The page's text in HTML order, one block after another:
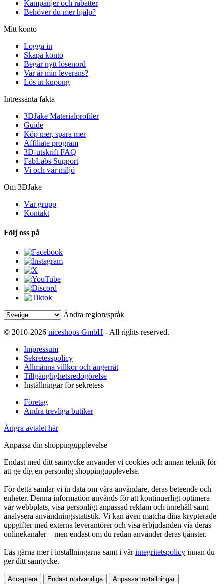
Kampanjer och rabatter
Behöver du mer hjälp?
Mitt konto
Logga in
Skapa konto
Begär nytt lösenord
Var är min leverans?
Lös in kupong
Intressanta fakta
3DJake Materialprofiler
Guide
Köp mer, spara mer
Affiliate program
3D-utskrift FAQ
FabLabs Support
Vi och vår miljö
Om 3DJake
Vår grupp
Kontakt
Följ oss på
Ändra region/språk
© 2010-2026 niceshops GmbH - All rights reserved.
Impressum
Sekretesspolicy
Allmänna villkor och ångerrät
Tillgänglighetsredogörelse
Inställningar för sekretess
Företag
Andra trevliga butiker
Ångra avtalet här
Anpassa din shoppingupplevelse
Endast med ditt samtycke använder vi cookies och annan teknik för
att ge dig en personlig shoppingupplevelse.
För detta samlar vi in data om våra användare, deras beteende och
enheter. Denna information används för att kontinuerligt optimera
vår webbplats, visa personligt anpassad reklam och innehåll samt
analysera användningsstatistik. Vi kan även matcha dina krypterade
uppgifter med externa leverantörer och visa erbjudanden via deras
onlinekanaler – men endast om du redan använder deras tjänster.
Läs gärna mer i inställningarna samt i vårintegritetspolicy innan du
ger ditt samtycke.
Acceptera Endast nödvändiga Anpassa inställningar